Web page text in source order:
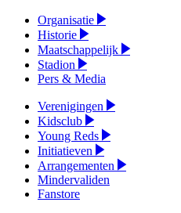
Organisatie
Historie
Maatschappelijk
Stadion
Pers & Media
Verenigingen
Kidsclub
Young Reds
Initiatieven
Arrangementen
Mindervaliden
Fanstore